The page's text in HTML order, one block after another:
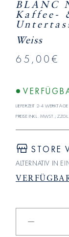
BLANC
Kaffee-
Weiss
65,00€
Lieferzeit 2-4 Werktage
Preise inkl. MwSt.; zzgl.
STORE
ALTERNATIV IN